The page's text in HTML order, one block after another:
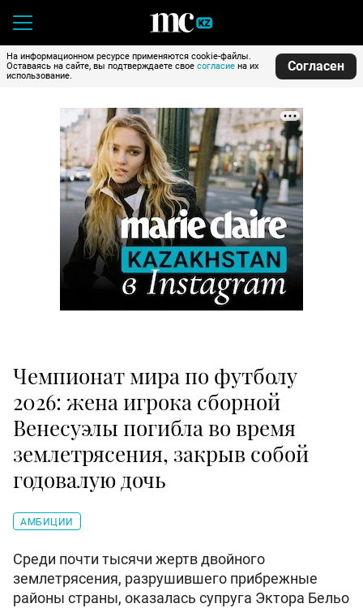
На информационном ресурсе применяются cookie-файлы.
Оставаясь на сайте, вы подтверждаете свое согласие на их
использование.
Согласен
Чемпионат мира по футболу
2026: жена игрока сборной
Венесуэлы погибла во время
землетрясения, закрыв собой
годовалую дочь
АМБИЦИИ
Среди почти тысячи жертв двойного
землетрясения, разрушившего прибрежные
районы страны, оказалась супруга Эктора Бельо